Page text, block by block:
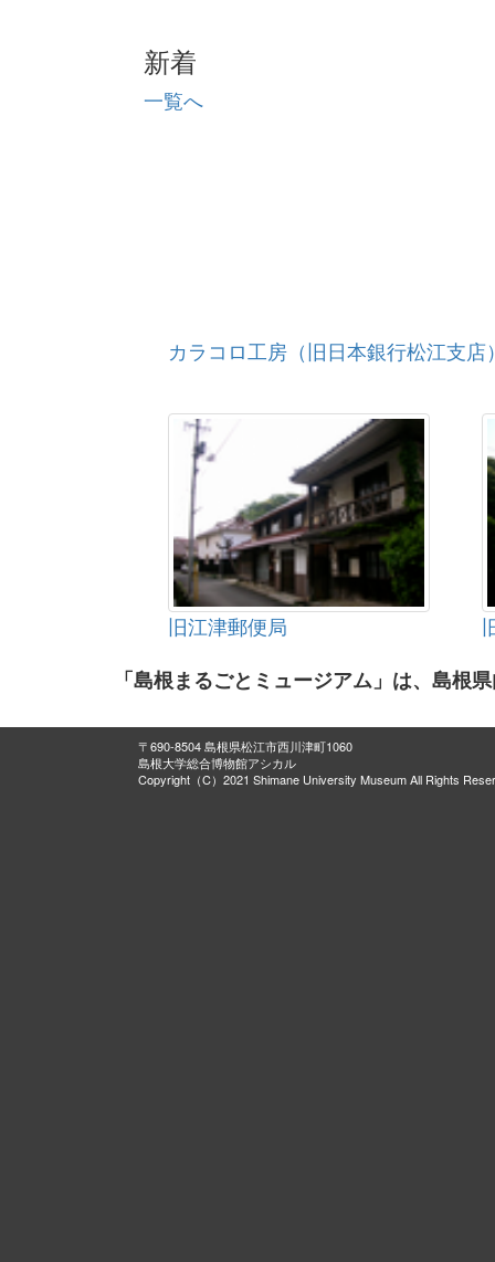
新着
一覧へ
カラコロ工房（旧日本銀行松江支店
旧江津郵便局
「島根まるごとミュージアム」は、島根
〒690-8504 島根県松江市西川津町1060
島根大学総合博物館アシカル
Copyright（C）2021 Shimane University Museum All Rights